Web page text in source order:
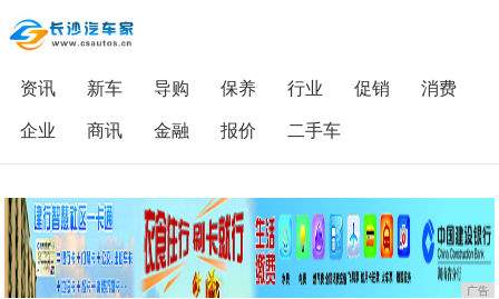
资讯 新车 导购 保养 行业 促销
消费
企业
商讯 金融 报价 二手车
广告